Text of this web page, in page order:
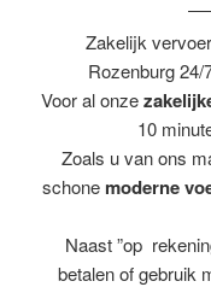
Zakelijk
Rozenburg 24/
Voor al onze
10
Zoals u van ons
schone moderne
Naast ”op
betalen of gebruik